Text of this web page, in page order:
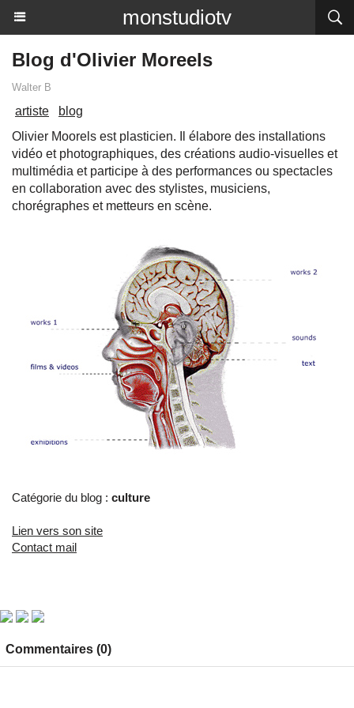
monstudiotv
Blog d'Olivier Moreels
Walter B
artiste
blog
Olivier Moorels est plasticien. Il élabore des installations
vidéo et photographiques, des créations audio-visuelles et
multimédia et participe à des performances ou spectacles
en collaboration avec des stylistes, musiciens,
chorégraphes et metteurs en scène.
Catégorie du blog : culture
Lien vers son site
Contact mail
Commentaires (0)